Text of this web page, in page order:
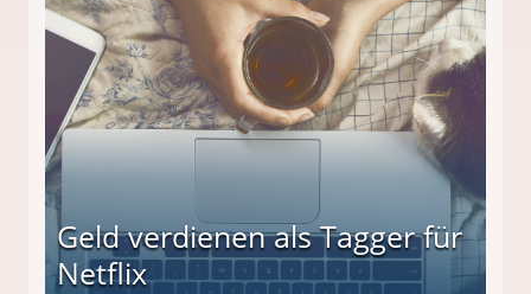
Geld verdienen als Tagger für
Netflix